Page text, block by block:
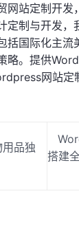
网站定制开发
定制与开发，
括国际化主流
略。提供
网站定
品独
搭建